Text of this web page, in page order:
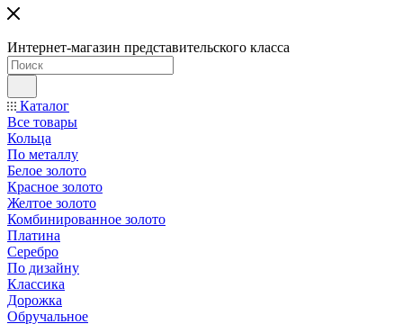
Интернет-магазин представительского класса
Каталог
Все товары
Кольца
По металлу
Белое золото
Красное золото
Желтое золото
Комбинированное золото
Платина
Серебро
По дизайну
Классика
Дорожка
Обручальное